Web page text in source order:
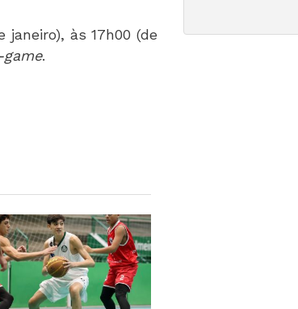
às 17h00 (de
.